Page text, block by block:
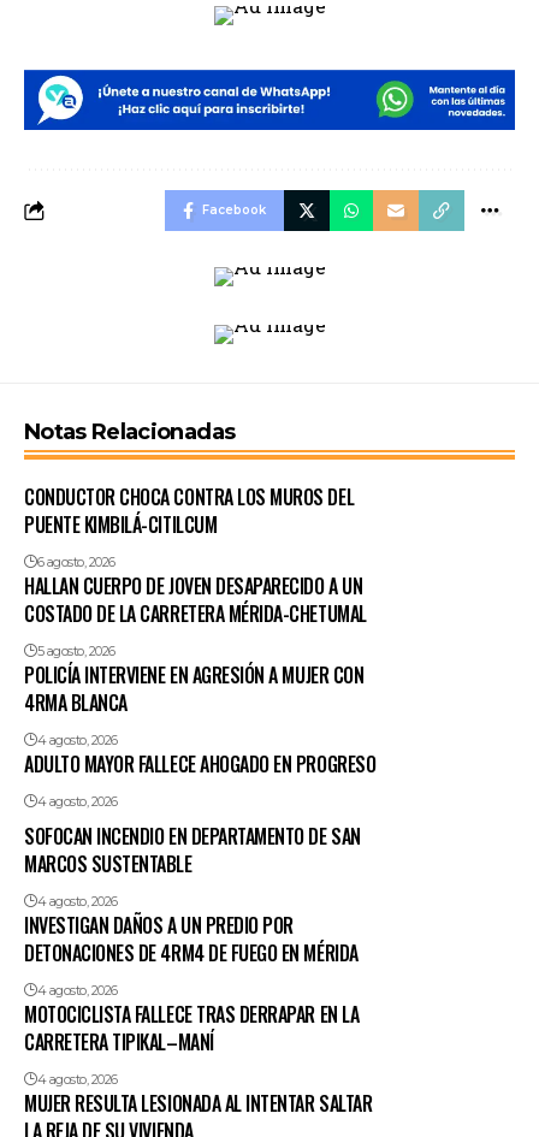
Facebook
Notas Relacionadas
CONDUCTOR CHOCA CONTRA LOS MUROS DEL
PUENTE KIMBILÁ-CITILCUM
6 agosto, 2026
HALLAN CUERPO DE JOVEN DESAPARECIDO A UN
COSTADO DE LA CARRETERA MÉRIDA-CHETUMAL
5 agosto, 2026
POLICÍA INTERVIENE EN AGRESIÓN A MUJER CON
4RMA BLANCA
4 agosto, 2026
ADULTO MAYOR FALLECE AHOGADO EN PROGRESO
4 agosto, 2026
SOFOCAN INCENDIO EN DEPARTAMENTO DE SAN
MARCOS SUSTENTABLE
4 agosto, 2026
INVESTIGAN DAÑOS A UN PREDIO POR
DETONACIONES DE 4RM4 DE FUEGO EN MÉRIDA
4 agosto, 2026
MOTOCICLISTA FALLECE TRAS DERRAPAR EN LA
CARRETERA TIPIKAL–MANÍ
4 agosto, 2026
MUJER RESULTA LESIONADA AL INTENTAR SALTAR